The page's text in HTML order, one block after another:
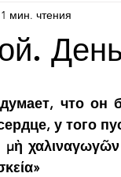
1 мин. чтения
что он
у того
μὴ